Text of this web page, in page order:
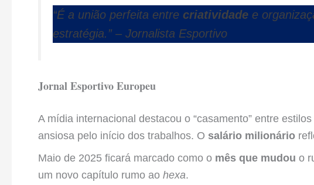
“É a união perfeita entre criatividade e
estratégia.” – Jornalista Esportivo
Jornal Esportivo Europeu
A mídia internacional destacou o “casamento” entre
ansiosa pelo início dos trabalhos. O salário milionário
Maio de 2025 ficará marcado como o mês que mudou o
um novo capítulo rumo ao hexa.